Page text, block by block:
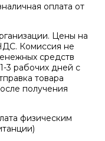
оплата от
Цены на
Комиссия не
средств
3 рабочих дней с
товара
получения
физическим